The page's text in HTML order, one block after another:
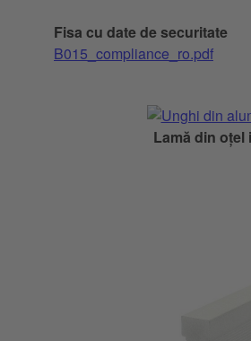
Fisa cu date de securitate
B015_compliance_ro.pdf
Lamă din